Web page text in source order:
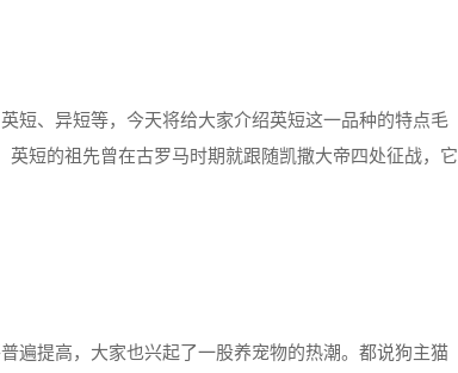
短、异短等，今天将给大家介绍英短这一品种的特点毛
短的祖先曾在古罗马时期就跟随凯撒大帝四处征战，它
遍提高，大家也兴起了一股养宠物的热潮。都说狗主猫